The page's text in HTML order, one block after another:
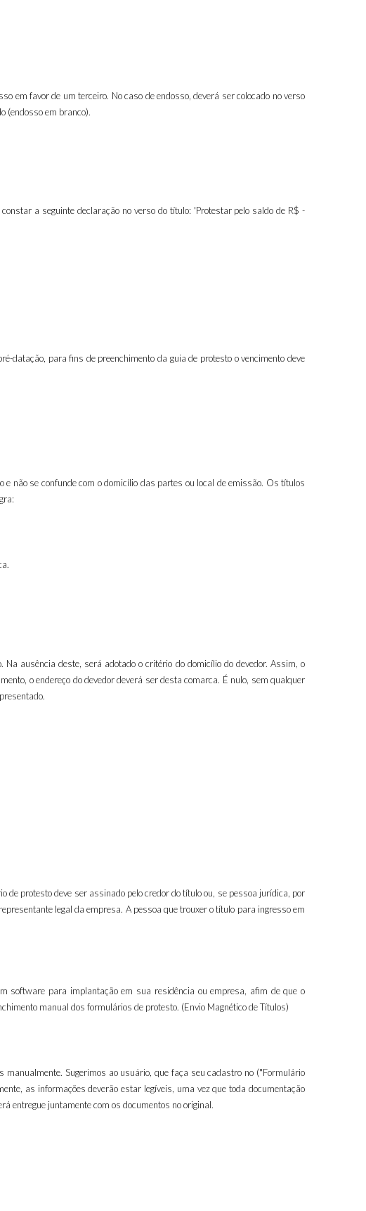
em favor de um terceiro. No caso de endosso, deverá ser colocado no verso
(endosso em branco).
a seguinte declaração no verso do título: 'Protestar pelo saldo de R$ -
datação, para fins de preenchimento da guia de protesto o vencimento deve
não se confunde com o domicílio das partes ou local de emissão. Os títulos
ausência deste, será adotado o critério do domicílio do devedor. Assim, o
o endereço do devedor deverá ser desta comarca. É nulo, sem qualquer
protesto deve ser assinado pelo credor do título ou, se pessoa jurídica, por
legal da empresa. A pessoa que trouxer o título para ingresso em
software para implantação em sua residência ou empresa, afim de que o
manual dos formulários de protesto. (Envio Magnético de Títulos)
manualmente. Sugerimos ao usuário, que faça seu cadastro no ("Formulário
as informações deverão estar legíveis, uma vez que toda documentação
entregue juntamente com os documentos no original.